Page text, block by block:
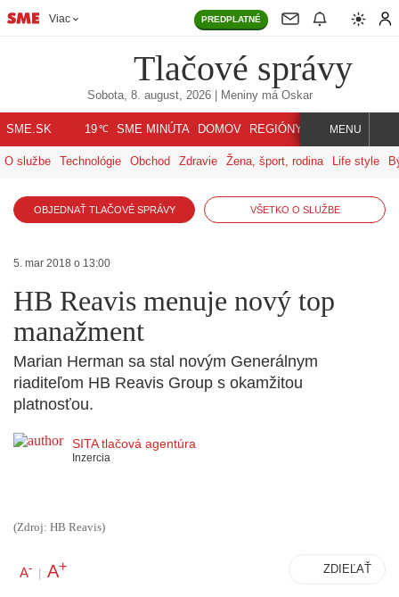
Viac PREDPLATNÉ
Tlačové správy
Sobota, 8. august, 2026| Meniny má Oskar
SME.SK 19℃ SME MINÚTA DOMOV REGIÓNY INDEX SVET
MENU
O službe Technológie Obchod Zdravie Žena, šport, rodina Life style
OBJEDNAŤ TLAČOVÉ SPRÁVY VŠETKO O SLUŽBE
5. mar 2018 o 13:00
HB Reavis menuje nový top
manažment
Marian Herman sa stal novým Generálnym
riaditeľom HB Reavis Group s okamžitou
platnosťou.
SITA tlačová agentúra
Inzercia
(Zdroj: HB Reavis)
A- | A+ ZDIEĽAŤ